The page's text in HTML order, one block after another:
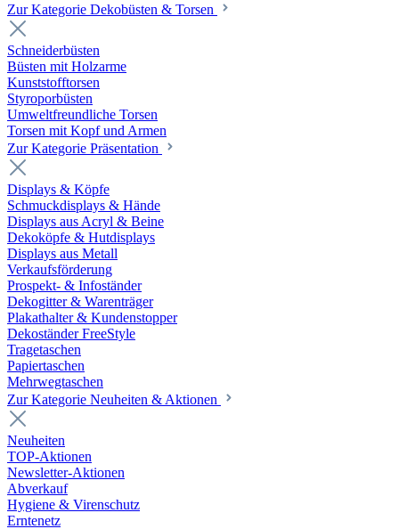
Zur Kategorie Dekobüsten & Torsen
Schneiderbüsten
Büsten mit Holzarme
Kunststofftorsen
Styroporbüsten
Umweltfreundliche Torsen
Torsen mit Kopf und Armen
Zur Kategorie Präsentation
Displays & Köpfe
Schmuckdisplays & Hände
Displays aus Acryl & Beine
Dekoköpfe & Hutdisplays
Displays aus Metall
Verkaufsförderung
Prospekt- & Infoständer
Dekogitter & Warenträger
Plakathalter & Kundenstopper
Dekoständer FreeStyle
Tragetaschen
Papiertaschen
Mehrwegtaschen
Zur Kategorie Neuheiten & Aktionen
Neuheiten
TOP-Aktionen
Newsletter-Aktionen
Abverkauf
Hygiene & Virenschutz
Erntenetz